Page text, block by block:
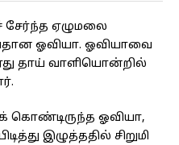
சேர்ந்த ஏழுமலை
ஓவியா. ஓவியாவை
தாய் வாளியொன்றில்
கொண்டிருந்த ஓவியா,
இழுத்ததில் சிறுமி